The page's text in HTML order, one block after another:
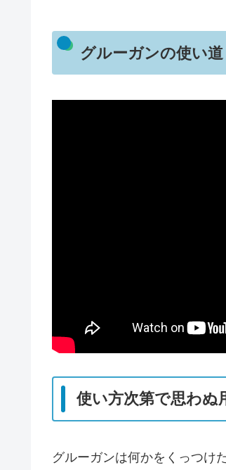
グルーガンの使い道
使い方次第で思わぬ
グルーガンは何かをくっつけ